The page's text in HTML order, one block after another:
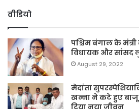
वीडियो
पश्चिम बंगाल के
विधायक और सांसद
August 29, 2022
मेदांता
खन्ना ने कटे हुए